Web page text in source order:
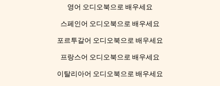
영어 오디오북으로 배우세요
스페인어 오디오북으로 배우세요
포르투갈어 오디오북으로 배우세요
프랑스어 오디오북으로 배우세요
이탈리아어 오디오북으로 배우세요